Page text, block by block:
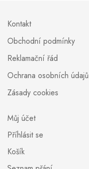
Kontakt
Obchodní podmínky
Reklamační řád
Ochrana osobních údajů
Zásady cookies
Můj účet
Příhlásit se
Košík